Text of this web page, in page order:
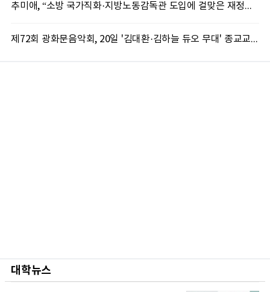
추미애, “소방 국가직화·지방노동감독관 도입에 걸맞은 재정체계 완성해야”
제72회 광화문음악회, 20일 '김대환·김하늘 듀오 무대' 종교교회서 무료 개최
대학뉴스